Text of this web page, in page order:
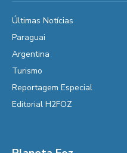
Últimas Notícias
Paraguai
Argentina
Turismo
Reportagem Especial
Editorial H2FOZ